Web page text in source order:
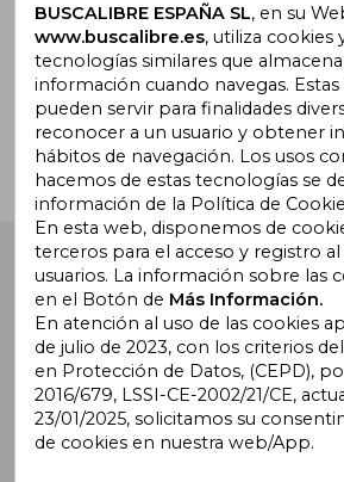
¿Necesitas ayuda?
Ir a Centro de Soporte
Buscalibre España . Calle Energía, 65, Nave
Cornellà de Llobregat, Barcelona.
Buscalibre Argentina| Buscalibre
BUSCALIBRE ESPAÑA SL, en su
www.buscalibre.es, utiliza cookies
tecnologías similares que
información cuando navegas.
pueden servir para finalidades
reconocer a un usuario y obtener
hábitos de navegación. Los usos
hacemos de estas tecnologías se
información de la Política de
En esta web, disponemos de
terceros para el acceso y registro
usuarios. La información sobre las
en el Botón de Más Información.
En atención al uso de las cookies
de julio de 2023, con los criterios
en Protección de Datos, (CEPD),
2016/679, LSSI-CE-2002/21/CE,
23/01/2025, solicitamos su
de cookies en nuestra web/App.